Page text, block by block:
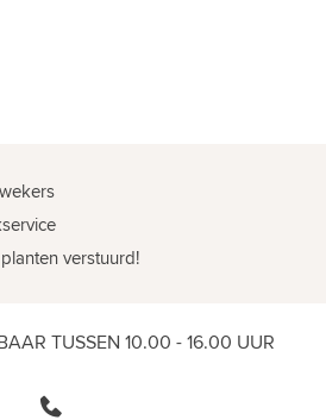
verstuurd!
TUSSEN 10.00 - 16.00 UUR